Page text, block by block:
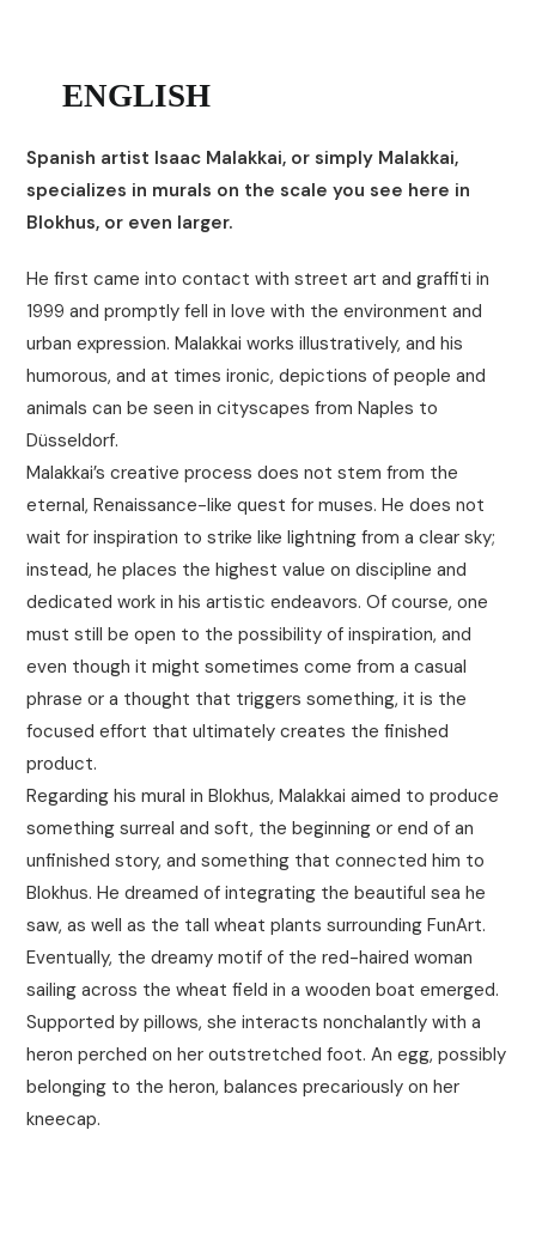
ENGLISH
Spanish artist Isaac Malakkai, or simply Malakkai,
specializes in murals on the scale you see here in
Blokhus, or even larger.
He first came into contact with street art and graffiti in
1999 and promptly fell in love with the environment and
urban expression. Malakkai works illustratively, and his
humorous, and at times ironic, depictions of people and
animals can be seen in cityscapes from Naples to
Düsseldorf.
Malakkai’s creative process does not stem from the
eternal, Renaissance-like quest for muses. He does not
wait for inspiration to strike like lightning from a clear sky;
instead, he places the highest value on discipline and
dedicated work in his artistic endeavors. Of course, one
must still be open to the possibility of inspiration, and
even though it might sometimes come from a casual
phrase or a thought that triggers something, it is the
focused effort that ultimately creates the finished
product.
Regarding his mural in Blokhus, Malakkai aimed to produce
something surreal and soft, the beginning or end of an
unfinished story, and something that connected him to
Blokhus. He dreamed of integrating the beautiful sea he
saw, as well as the tall wheat plants surrounding FunArt.
Eventually, the dreamy motif of the red-haired woman
sailing across the wheat field in a wooden boat emerged.
Supported by pillows, she interacts nonchalantly with a
heron perched on her outstretched foot. An egg, possibly
belonging to the heron, balances precariously on her
kneecap.